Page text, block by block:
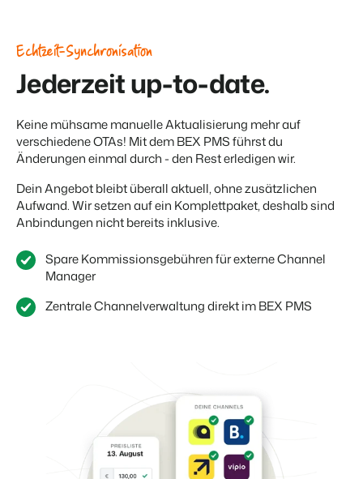
Echtzeit-Synchronisation
Jederzeit up-to-date.
Keine mühsame manuelle Aktualisierung mehr auf
verschiedene OTAs! Mit dem BEX PMS führst du
Änderungen einmal durch - den Rest erledigen wir.
Dein Angebot bleibt überall aktuell, ohne zusätzlichen
Aufwand. Wir setzen auf ein Komplettpaket, deshalb sind
Anbindungen nicht bereits inklusive.
Spare Kommissionsgebühren für externe Channel
Manager
Zentrale Channelverwaltung direkt im BEX PMS